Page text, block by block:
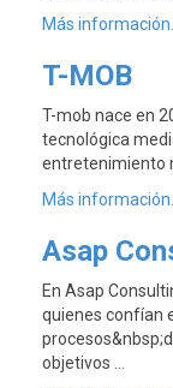
Más información...
T-MOB
T-mob nace en
tecnológica
entretenimiento
Más información...
Asap
En Asap
quienes confían
objetivos …